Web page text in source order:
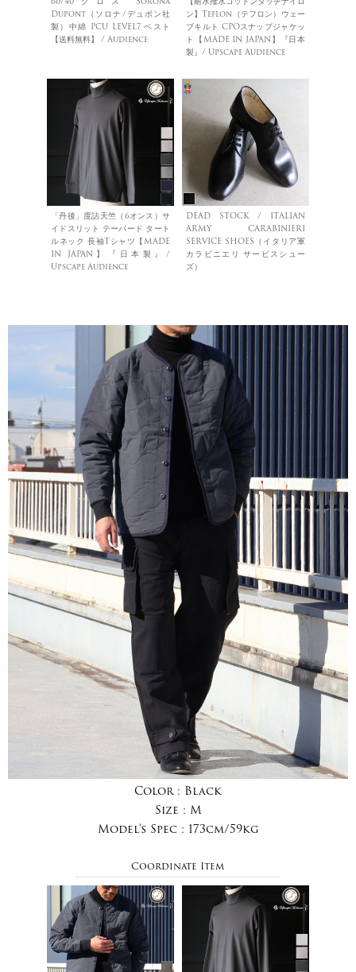
Dupont（ソロナ/デュポン社
製）中綿 PCU LEVEL7 ベスト
【送料無料】 / Audience
ン】Teflon（テフロン）ウェー
ブキルト CPOスナップジャケッ
ト【MADE IN JAPAN】『日本
製』/ Upscape Audience
「丹後」度詰天竺（6オンス）サ
イドスリット テーパード タート
ルネック 長袖Tシャツ【MADE
IN JAPAN】『日本製』/
Upscape Audience
DEAD STOCK / ITALIAN
ARMY CARABINIERI
SERVICE SHOES（イタリア軍
カラビニエリ サービスシュー
ズ）
Color : Black
Size : M
Model's Spec : 173cm/59kg
Coordinate Item